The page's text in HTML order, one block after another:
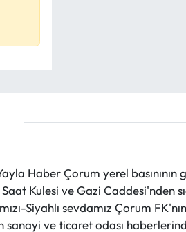
Haber Çorum yerel basınının
Kulesi ve Gazi Caddesi'nden
Siyahlı sevdamız Çorum
ve ticaret odası